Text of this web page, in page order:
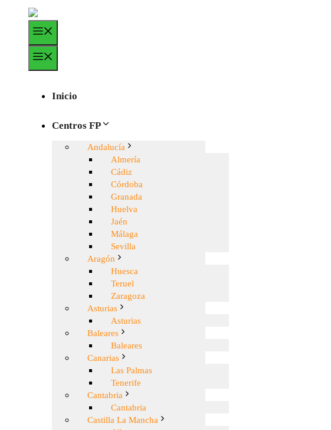
Saltar
contenido
Inicio
Centros FP
Andalucía
Almería
Cádiz
Córdoba
Granada
Huelva
Jaén
Málaga
Sevilla
Aragón
Huesca
Teruel
Zaragoza
Asturias
Asturias
Baleares
Baleares
Canarias
Las Palmas
Tenerife
Cantabria
Cantabria
Castilla La Mancha